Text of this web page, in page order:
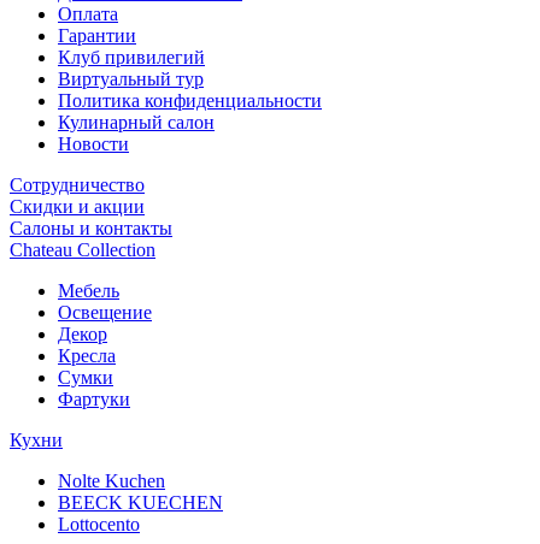
Оплата
Гарантии
Клуб привилегий
Виртуальный тур
Политика конфиденциальности
Кулинарный салон
Новости
Сотрудничество
Скидки и акции
Салоны и контакты
Chateau Collection
Мебель
Освещение
Декор
Кресла
Сумки
Фартуки
Кухни
Nolte Kuchen
BEECK KUECHEN
Lottocento